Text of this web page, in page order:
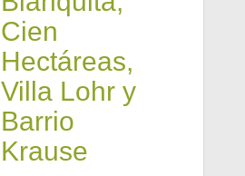
Cien
Hectáreas,
Villa Lohr y
Barrio
Krause